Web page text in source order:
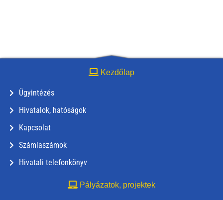
Kezdőlap
Ügyintézés
Hivatalok, hatóságok
Kapcsolat
Számlaszámok
Hivatali telefonkönyv
Pályázatok, projektek